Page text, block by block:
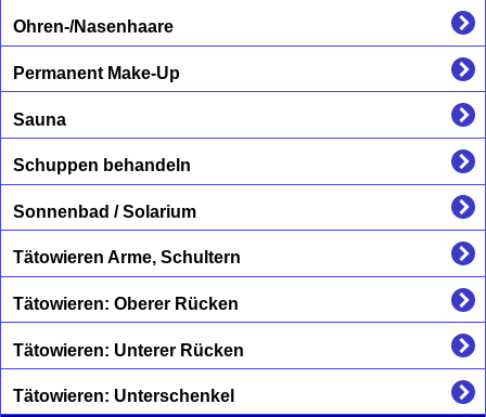
Ohren-/Nasenhaare
Permanent Make-Up
Sauna
Schuppen behandeln
Sonnenbad / Solarium
Tätowieren Arme, Schultern
Tätowieren: Oberer Rücken
Tätowieren: Unterer Rücken
Tätowieren: Unterschenkel